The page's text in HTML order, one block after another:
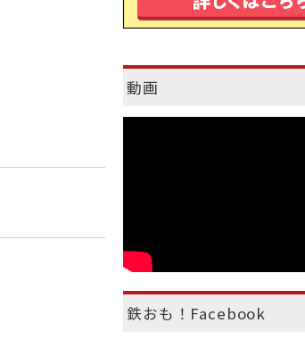
動画
鉄おも！Facebook